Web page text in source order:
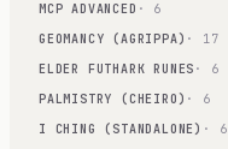
MCP ADVANCED · 6
GEOMANCY (AGRIPPA) · 17
ELDER FUTHARK RUNES · 6
PALMISTRY (CHEIRO) · 6
I CHING (STANDALONE) · 6